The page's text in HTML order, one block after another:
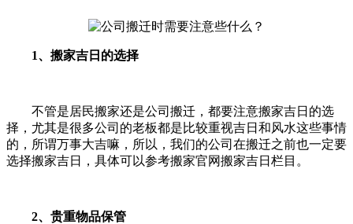
1、搬家吉日的选择
不管是居民搬家还是公司搬迁，都要注意搬家吉日的选
择，尤其是很多公司的老板都是比较重视吉日和风水这些事情
的，所谓万事大吉嘛，所以，我们的公司在搬迁之前也一定要
选择搬家吉日，具体可以参考搬家官网搬家吉日栏目。
2、贵重物品保管